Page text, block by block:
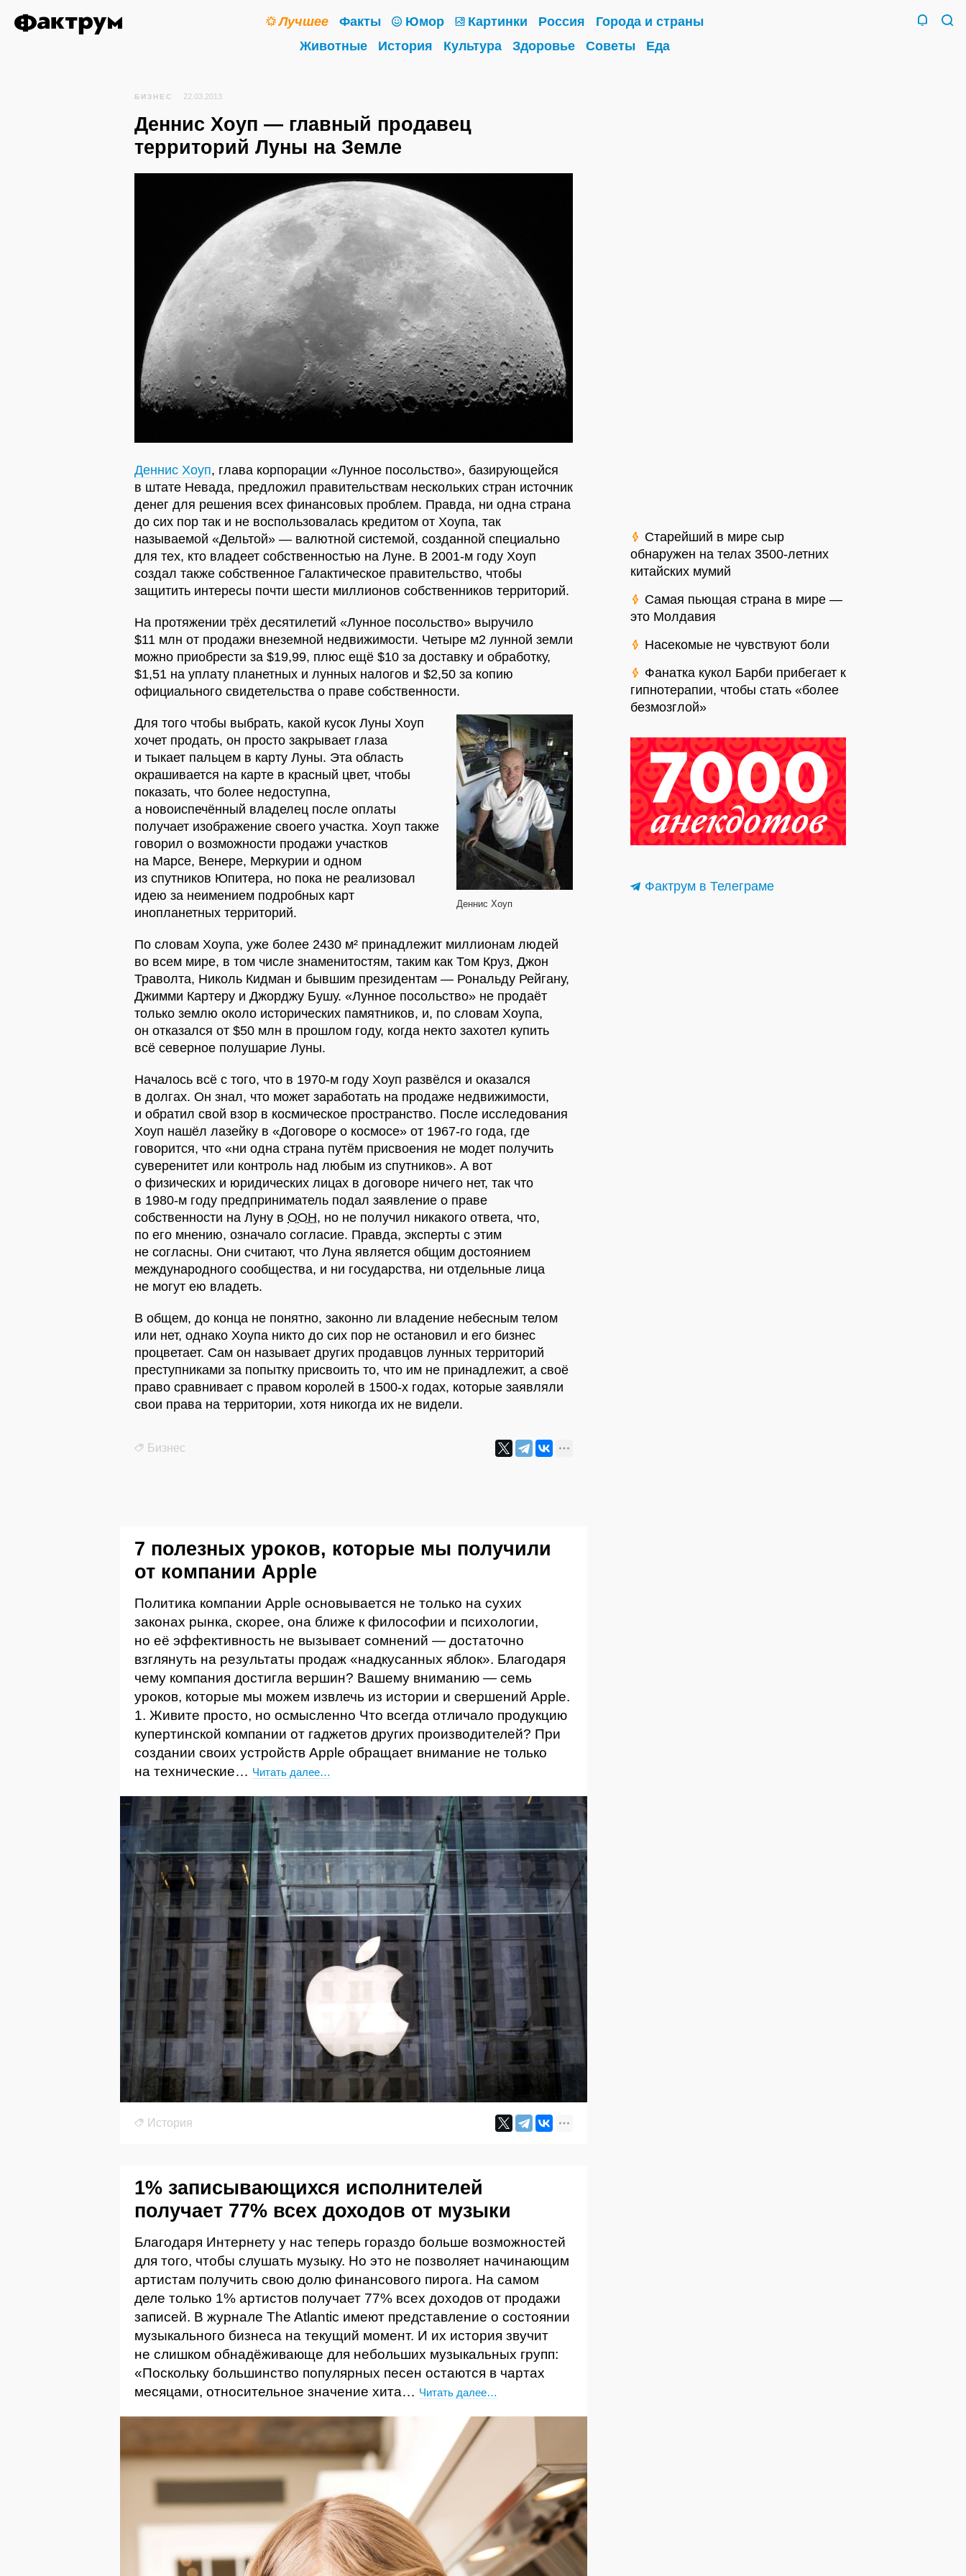
Лучшее Факты Юмор Картинки Россия
Города и страны
Животные
История Культура Здоровье Советы Еда
БИЗНЕС 22.03.2013
Деннис Хоуп — главный продавец
территорий Луны на Земле
Деннис Хоуп, глава корпорации «Лунное посольство», базирующейся
в штате Невада, предложил правительствам нескольких стран источник
денег для решения всех финансовых проблем. Правда, ни одна страна
до сих пор так и не воспользовалась кредитом от Хоупа, так
называемой «Дельтой» — валютной системой, созданной специально
для тех, кто владеет собственностью на Луне. В 2001-м году Хоуп
создал также собственное Галактическое правительство, чтобы
защитить интересы почти шести миллионов собственников территорий.
На протяжении трёх десятилетий «Лунное посольство» выручило
$11 млн от продажи внеземной недвижимости. Четыре м2 лунной земли
можно приобрести за $19,99, плюс ещё $10 за доставку и обработку,
$1,51 на уплату планетных и лунных налогов и $2,50 за копию
официального свидетельства о праве собственности.
Деннис Хоуп
Для того чтобы выбрать, какой кусок Луны Хоуп
хочет продать, он просто закрывает глаза
и тыкает пальцем в карту Луны. Эта область
окрашивается на карте в красный цвет, чтобы
показать, что более недоступна,
а новоиспечённый владелец после оплаты
получает изображение своего участка. Хоуп также
говорил о возможности продажи участков
на Марсе, Венере, Меркурии и одном
из спутников Юпитера, но пока не реализовал
идею за неимением подробных карт
инопланетных территорий.
По словам Хоупа, уже более 2430 м² принадлежит миллионам людей
во всем мире, в том числе знаменитостям, таким как Том Круз, Джон
Траволта, Николь Кидман и бывшим президентам — Рональду Рейгану,
Джимми Картеру и Джорджу Бушу. «Лунное посольство» не продаёт
только землю около исторических памятников, и, по словам Хоупа,
он отказался от $50 млн в прошлом году, когда некто захотел купить
всё северное полушарие Луны.
Началось всё с того, что в 1970-м году Хоуп развёлся и оказался
в долгах. Он знал, что может заработать на продаже недвижимости,
и обратил свой взор в космическое пространство. После исследования
Хоуп нашёл лазейку в «Договоре о космосе» от 1967-го года, где
говорится, что «ни одна страна путём присвоения не модет получить
суверенитет или контроль над любым из спутников». А вот
о физических и юридических лицах в договоре ничего нет, так что
в 1980-м году предприниматель подал заявление о праве
собственности на Луну в ООН, но не получил никакого ответа, что,
по его мнению, означало согласие. Правда, эксперты с этим
не согласны. Они считают, что Луна является общим достоянием
международного сообщества, и ни государства, ни отдельные лица
не могут ею владеть.
В общем, до конца не понятно, законно ли владение небесным телом
или нет, однако Хоупа никто до сих пор не остановил и его бизнес
процветает. Сам он называет других продавцов лунных территорий
преступниками за попытку присвоить то, что им не принадлежит, а своё
право сравнивает с правом королей в 1500-х годах, которые заявляли
свои права на территории, хотя никогда их не видели.
Бизнес
7 полезных уроков, которые мы получили
от компании Apple
Политика компании Apple основывается не только на сухих
законах рынка, скорее, она ближе к философии и психологии,
но её эффективность не вызывает сомнений — достаточно
взглянуть на результаты продаж «надкусанных яблок». Благодаря
чему компания достигла вершин? Вашему вниманию — семь
уроков, которые мы можем извлечь из истории и свершений Apple.
1. Живите просто, но осмысленно Что всегда отличало продукцию
купертинской компании от гаджетов других производителей? При
создании своих устройств Apple обращает внимание не только
на технические… Читать далее…
История
1% записывающихся исполнителей
получает 77% всех доходов от музыки
Благодаря Интернету у нас теперь гораздо больше возможностей
для того, чтобы слушать музыку. Но это не позволяет начинающим
артистам получить свою долю финансового пирога. На самом
деле только 1% артистов получает 77% всех доходов от продажи
записей. В журнале The Atlantic имеют представление о состоянии
музыкального бизнеса на текущий момент. И их история звучит
не слишком обнадёживающе для небольших музыкальных групп:
«Поскольку большинство популярных песен остаются в чартах
месяцами, относительное значение хита… Читать далее…
Старейший в мире сыр
обнаружен на телах 3500-летних
китайских мумий
Самая пьющая страна в мире —
это Молдавия
Насекомые не чувствуют боли
Фанатка кукол Барби прибегает к
гипнотерапии, чтобы стать «более
безмозглой»
Фактрум в Телеграме